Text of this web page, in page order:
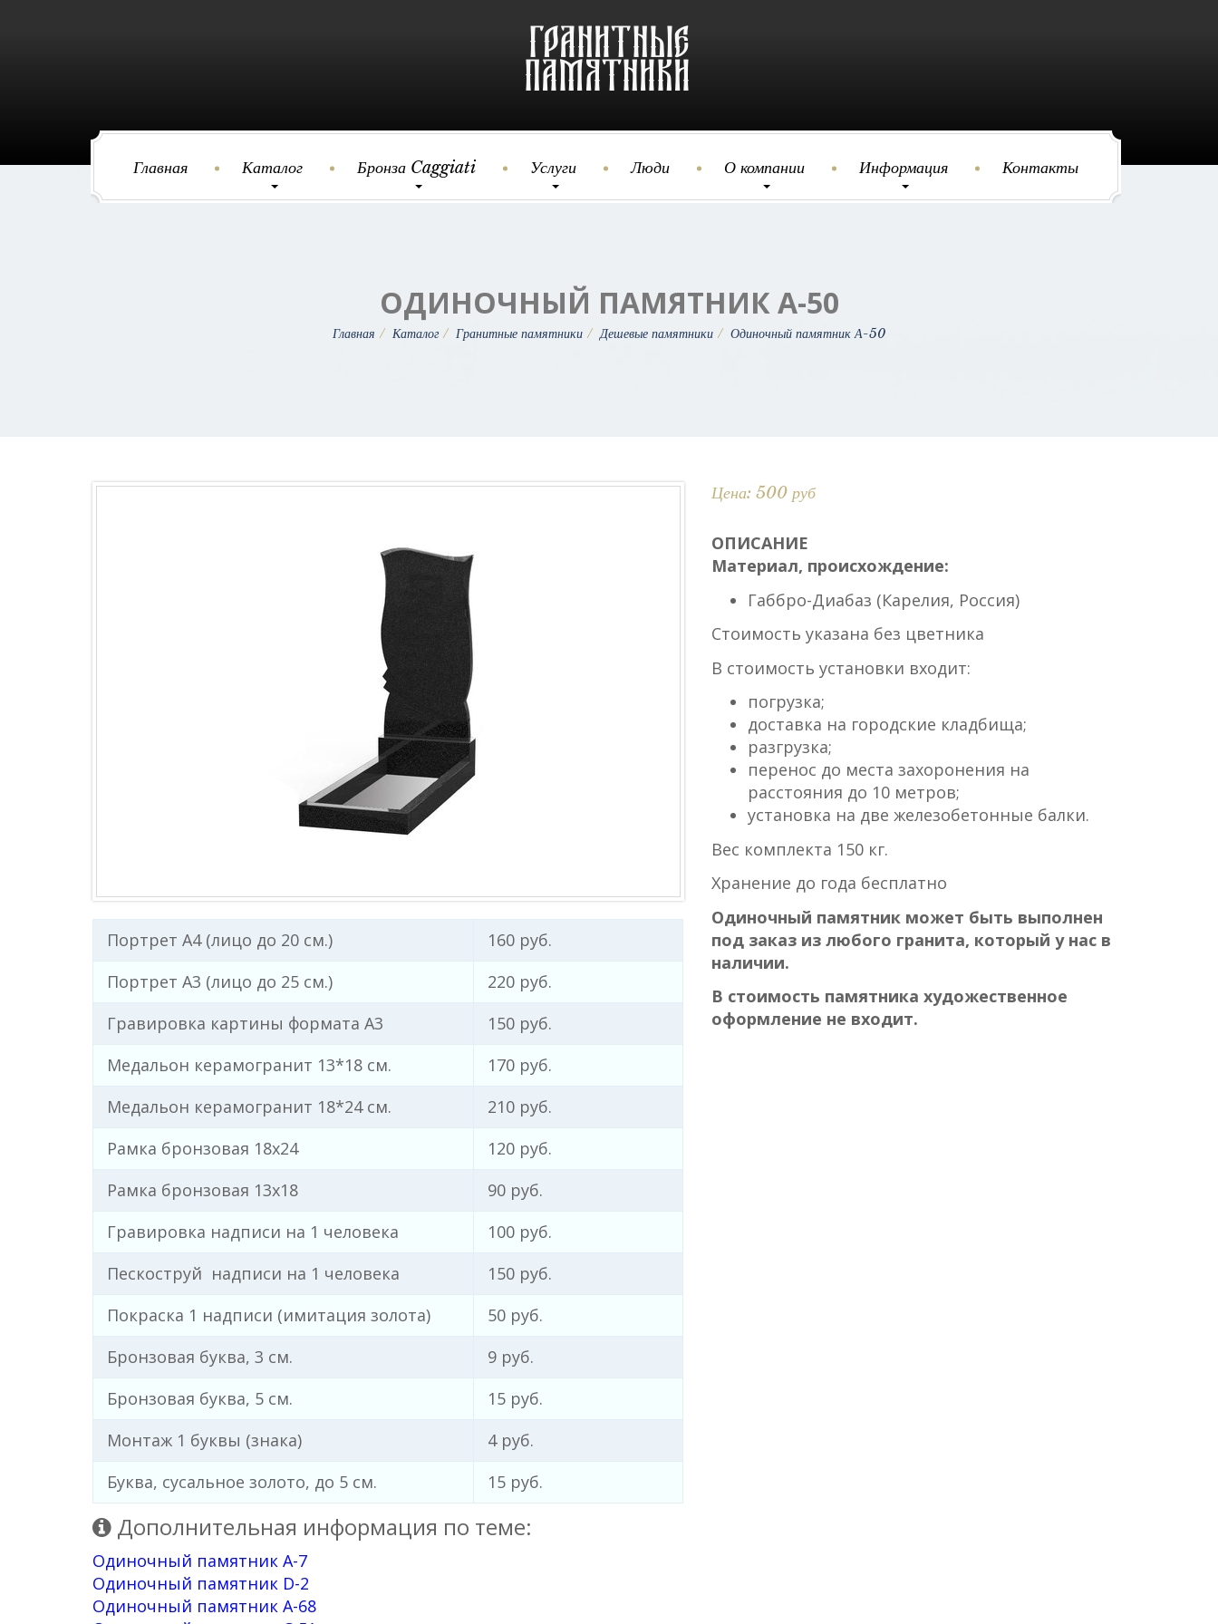
Главная Каталог Бронза Caggiati Услуги Люди О компании Информация Контакты
ОДИНОЧНЫЙ ПАМЯТНИК А-50
Главная Каталог Гранитные памятники Дешевые памятники Одиночный памятник А-50
Портрет А4 (лицо до 20 см.)
160 руб.
Портрет А3 (лицо до 25 см.)
220 руб.
Гравировка картины формата А3
150 руб.
Медальон керамогранит 13*18 см.
170 руб.
Медальон керамогранит 18*24 см.
210 руб.
Рамка бронзовая 18х24
120 руб.
Рамка бронзовая 13х18
90 руб.
Гравировка надписи на 1 человека
100 руб.
Пескоструй надписи на 1 человека
150 руб.
Покраска 1 надписи (имитация золота)
50 руб.
Бронзовая буква, 3 см.
9 руб.
Бронзовая буква, 5 см.
15 руб.
Монтаж 1 буквы (знака)
4 руб.
Буква, сусальное золото, до 5 см.
15 руб.
Дополнительная информация по теме:
Одиночный памятник А-7
Одиночный памятник D-2
Одиночный памятник А-68
Цена: 500 руб
ОПИСАНИЕ
Материал, происхождение:
Габбро-Диабаз (Карелия, Россия)
Стоимость указана без цветника
В стоимость установки входит:
погрузка;
доставка на городские кладбища;
разгрузка;
перенос до места захоронения на
расстояния до 10 метров;
установка на две железобетонные балки.
Вес комплекта 150 кг.
Хранение до года бесплатно
Одиночный памятник может быть выполнен
под заказ из любого гранита, который у нас в
наличии.
В стоимость памятника художественное
оформление не входит.